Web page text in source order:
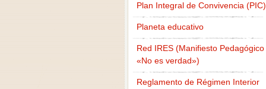
Plan Integral de Convivencia (PIC)
Planeta educativo
Red IRES (Manifiesto Pedagógico
«No es verdad»)
Reglamento de Régimen Interior